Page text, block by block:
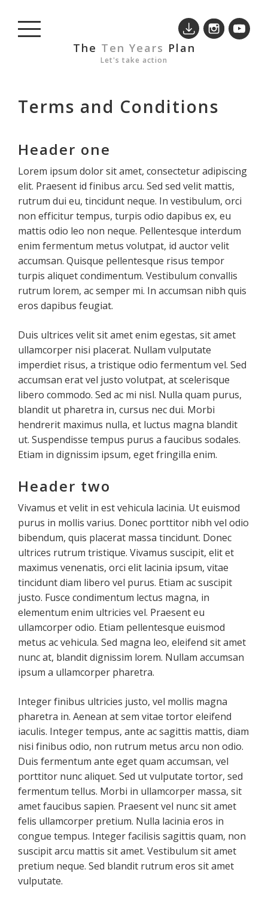
The Ten Years Plan
Let's take action
Terms and Conditions
Header one
Lorem ipsum dolor sit amet, consectetur adipiscing
elit. Praesent id finibus arcu. Sed sed velit mattis,
rutrum dui eu, tincidunt neque. In vestibulum, orci
non efficitur tempus, turpis odio dapibus ex, eu
mattis odio leo non neque. Pellentesque interdum
enim fermentum metus volutpat, id auctor velit
accumsan. Quisque pellentesque risus tempor
turpis aliquet condimentum. Vestibulum convallis
rutrum lorem, ac semper mi. In accumsan nibh quis
eros dapibus feugiat.
Duis ultrices velit sit amet enim egestas, sit amet
ullamcorper nisi placerat. Nullam vulputate
imperdiet risus, a tristique odio fermentum vel. Sed
accumsan erat vel justo volutpat, at scelerisque
libero commodo. Sed ac mi nisl. Nulla quam purus,
blandit ut pharetra in, cursus nec dui. Morbi
hendrerit maximus nulla, et luctus magna blandit
ut. Suspendisse tempus purus a faucibus sodales.
Etiam in dignissim ipsum, eget fringilla enim.
Header two
Vivamus et velit in est vehicula lacinia. Ut euismod
purus in mollis varius. Donec porttitor nibh vel odio
bibendum, quis placerat massa tincidunt. Donec
ultrices rutrum tristique. Vivamus suscipit, elit et
maximus venenatis, orci elit lacinia ipsum, vitae
tincidunt diam libero vel purus. Etiam ac suscipit
justo. Fusce condimentum lectus magna, in
elementum enim ultricies vel. Praesent eu
ullamcorper odio. Etiam pellentesque euismod
metus ac vehicula. Sed magna leo, eleifend sit amet
nunc at, blandit dignissim lorem. Nullam accumsan
ipsum a ullamcorper pharetra.
Integer finibus ultricies justo, vel mollis magna
pharetra in. Aenean at sem vitae tortor eleifend
iaculis. Integer tempus, ante ac sagittis mattis, diam
nisi finibus odio, non rutrum metus arcu non odio.
Duis fermentum ante eget quam accumsan, vel
porttitor nunc aliquet. Sed ut vulputate tortor, sed
fermentum tellus. Morbi in ullamcorper massa, sit
amet faucibus sapien. Praesent vel nunc sit amet
felis ullamcorper pretium. Nulla lacinia eros in
congue tempus. Integer facilisis sagittis quam, non
suscipit arcu mattis sit amet. Vestibulum sit amet
pretium neque. Sed blandit rutrum eros sit amet
vulputate.